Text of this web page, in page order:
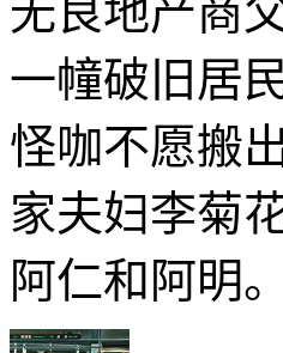
无良地产商
一幢破旧居
怪咖不愿搬
家夫妇李菊
阿仁和阿明